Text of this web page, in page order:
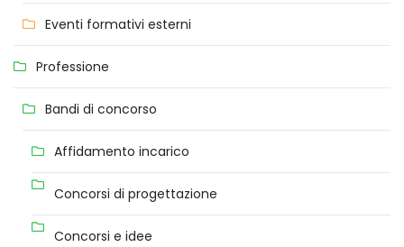
Eventi formativi esterni
Professione
Bandi di concorso
Affidamento incarico
Concorsi di progettazione
Concorsi e idee